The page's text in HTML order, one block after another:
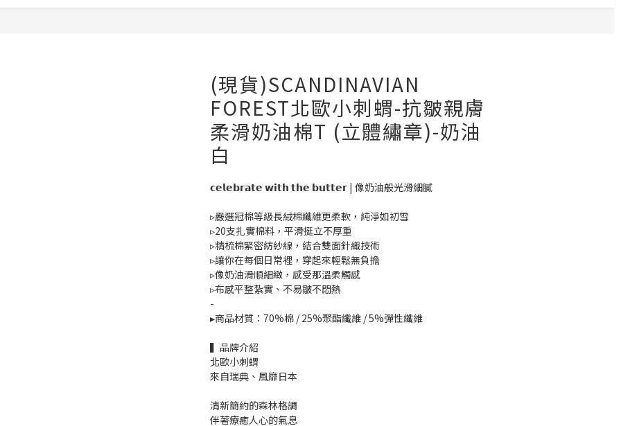
(現貨)SCANDINAVIAN
FOREST北歐小刺蝟-抗皺親膚
柔滑奶油棉T (立體繡章)-奶油
白
𝗰𝗲𝗹𝗲𝗯𝗿𝗮𝘁𝗲 𝘄𝗶𝘁𝗵 𝘁𝗵𝗲 𝗯𝘂𝘁𝘁𝗲𝗿 | 像奶油般光滑細膩
▹嚴選冠棉等級長絨棉纖維更柔軟，純淨如初雪
▹20支扎實棉料，平滑挺立不厚重
▹精梳棉緊密紡紗線，結合雙面針織技術
▹讓你在每個日常裡，穿起來輕鬆無負擔
▹像奶油滑順細緻，感受那溫柔觸感
▹布感平整紮實、不易皺不悶熱
-
▸商品材質：70%棉 / 25%聚酯纖維 / 5%彈性纖維
▍品牌介紹
北歐小刺蝟
來自瑞典、風靡日本
清新簡約的森林格調
伴著療癒人心的氣息